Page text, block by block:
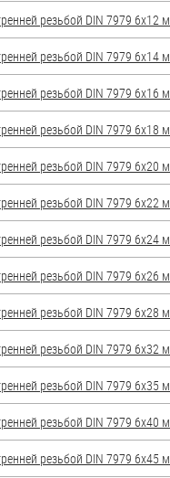
резьбой DIN 7979 6х12
резьбой DIN 7979 6х14
резьбой DIN 7979 6х16
резьбой DIN 7979 6х18
резьбой DIN 7979 6х20
резьбой DIN 7979 6х22
резьбой DIN 7979 6х24
резьбой DIN 7979 6х26
резьбой DIN 7979 6х28
резьбой DIN 7979 6х32
резьбой DIN 7979 6х35
резьбой DIN 7979 6х40
резьбой DIN 7979 6х45